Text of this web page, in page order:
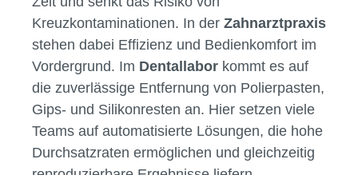
Beide Gerätearten sind unverzichtbar für eine
reibungslose und sichere Aufbereitung.
Reinigungsprozesse im Praxis- und
Laboralltag
Ein durchdachter Reinigungsprozess spart
Zeit und senkt das Risiko von